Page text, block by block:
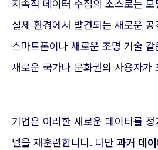
지속적 데이터 수집의 소스로는 모
실제 환경에서 발견되는 새로운
스마트폰이나 새로운 조명 기술 같
새로운 국가나 문화권의 사용자가
기업은 이러한 새로운 데이터를
델을 재훈련합니다. 다만 과거 데